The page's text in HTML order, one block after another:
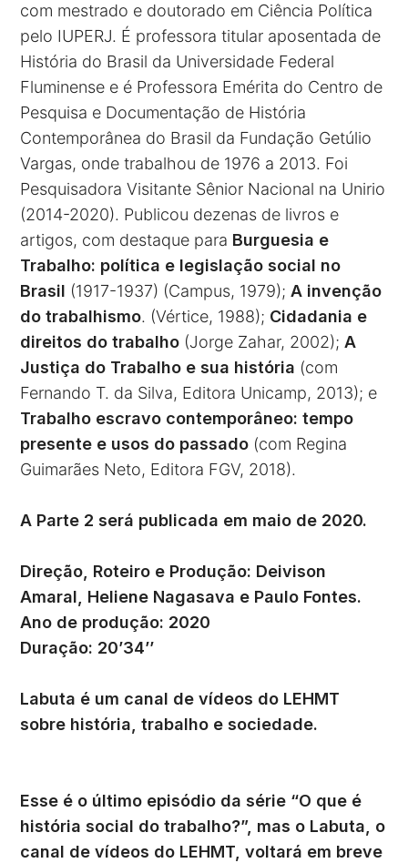
com mestrado e doutorado em Ciência Política
pelo IUPERJ. É professora titular aposentada de
História do Brasil da Universidade Federal
Fluminense e é Professora Emérita do Centro de
Pesquisa e Documentação de História
Contemporânea do Brasil da Fundação Getúlio
Vargas, onde trabalhou de 1976 a 2013. Foi
Pesquisadora Visitante Sênior Nacional na Unirio
(2014-2020). Publicou dezenas de livros e
artigos, com destaque para Burguesia e
Trabalho: política e legislação social no
Brasil (1917-1937) (Campus, 1979);A invenção
do trabalhismo. (Vértice, 1988); Cidadania e
direitos do trabalho (Jorge Zahar, 2002); A
Justiça do Trabalho e sua história (com
Fernando T. da Silva, Editora Unicamp, 2013); e
Trabalho escravo contemporâneo: tempo
presente e usos do passado (com Regina
Guimarães Neto, Editora FGV, 2018).
A Parte 2 será publicada em maio de 2020.
Direção, Roteiro e Produção: Deivison
Amaral, Heliene Nagasava e Paulo Fontes.
Ano de produção: 2020
Duração: 20’34’’
Labuta é um canal de vídeos do LEHMT
sobre história, trabalho e sociedade.
Esse é o último episódio da série “O que é
história social do trabalho?”, mas o Labuta, o
canal de vídeos do LEHMT, voltará em breve